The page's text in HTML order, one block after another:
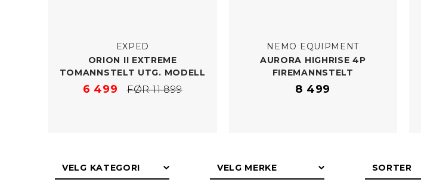
EXPED
ORION II EXTREME
TOMANNSTELT UTG. MODELL
6 499 FØR 11 899
NEMO EQUIPMENT
AURORA HIGHRISE 4P
FIREMANNSTELT
8 499